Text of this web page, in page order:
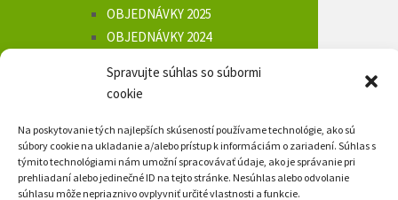
Spravujte súhlas so súbormi
cookie
Na poskytovanie tých najlepších skúseností používame technológie, ako sú
súbory cookie na ukladanie a/alebo prístup k informáciám o zariadení. Súhlas s
týmito technológiami nám umožní spracovávať údaje, ako je správanie pri
prehliadaní alebo jedinečné ID na tejto stránke. Nesúhlas alebo odvolanie
súhlasu môže nepriaznivo ovplyvniť určité vlastnosti a funkcie.
OBJEDNÁVKY 2025
OBJEDNÁVKY 2024
OBJEDNÁVKY 2022
OBJEDNÁVKY 2020
OBJEDNÁVKY 2019
OBJEDNÁVKY 2018